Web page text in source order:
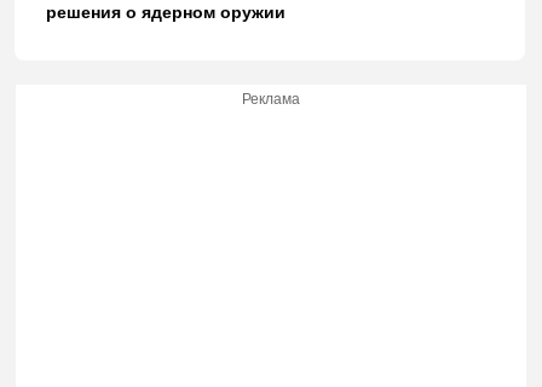
решения о ядерном оружии
Реклама